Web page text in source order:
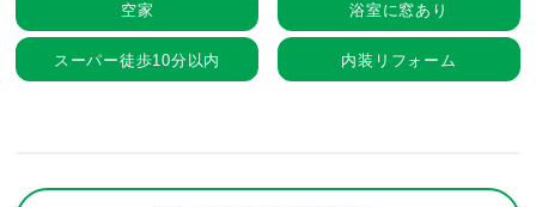
空家 浴室に窓あり
スーパー徒歩10分以内 内装リフォーム